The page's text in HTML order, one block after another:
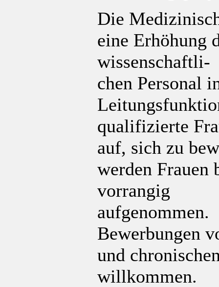
Die
eine Erhöhung
wissenschaftli-
chen Personal
qualifizierte
auf, sich zu
werden
vorrangig
aufgenommen.
Bewerbungen
und
willkommen.